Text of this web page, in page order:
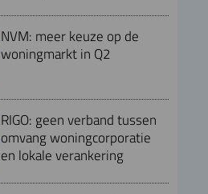
NVM: meer keuze op de
woningmarkt in Q2
RIGO: geen verband tussen
omvang woningcorporatie
en lokale verankering